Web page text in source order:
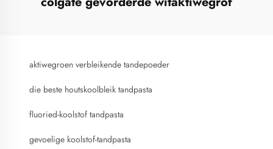
aktiwegroen verbleikende tandepoeder
die beste houtskoolbleik tandpasta
fluoried-koolstof tandpasta
gevoelige koolstof-tandpasta